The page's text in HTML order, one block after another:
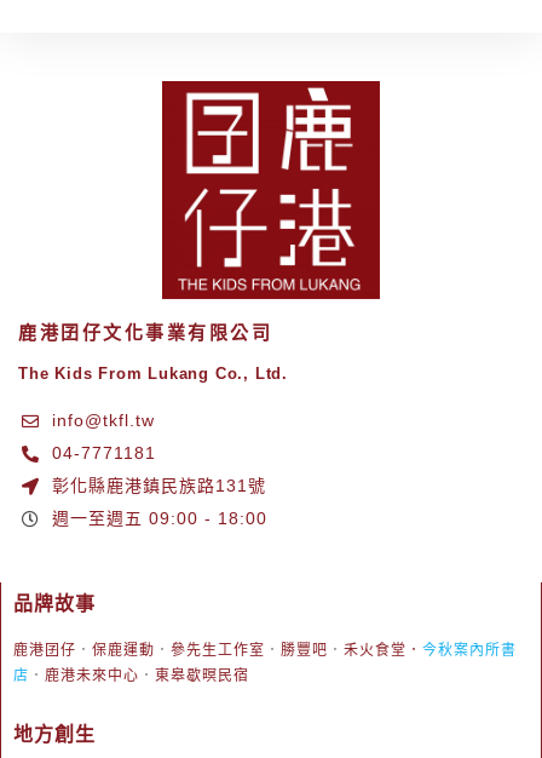
鹿港囝仔文化事業有限公司
The Kids From Lukang Co., Ltd.
info@tkfl.tw
04-7771181
彰化縣鹿港鎮民族路131號
週一至週五 09:00 - 18:00
品牌故事
鹿港囝仔 ． 保鹿運動 ． 參先生工作室 ． 勝豐吧 ． 禾火食堂 ． 今秋案內所書
店 ． 鹿港未來中心 ． 東皋歇暝民宿
地方創生